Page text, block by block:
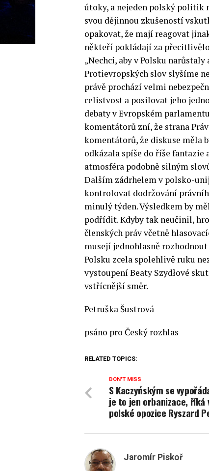
útoky, a nejeden polský politik
svou dějinnou zkušeností
opakovat, že mají reagovat
někteří pokládají za
„Nechci, aby v Polsku
Protievropských slov slyšíme
právě prochází velmi
celistvost a posilovat jeho
debaty v Evropském
komentátorů zní, že strana
komentátorů, že diskuse měla
odkázala spíše do říše
atmosféra podobně silným
Dalším zádrhelem v polsko-
kontrolovat dodržování
minulý týden. Výsledkem by
podřídit. Kdyby tak neučinil,
členských práv včetně
musejí jednohlasně
Polsku zcela spolehlivě ruku
vystoupení Beaty Szydłové
vstřícnější směr.
Petruška Šustrová
psáno pro Český rozhlas
RELATED TOPICS:
DON'T MISS
S Kaczyńským se
je to jen orbanizace, říká
polské opozice Ryszard
Jaromír Piskoř